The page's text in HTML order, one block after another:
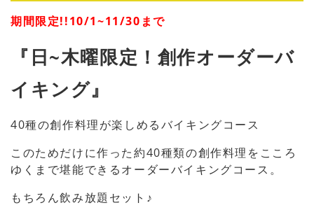
期間限定!!10/1~11/30まで
『日~木曜限定！創作オーダーバ
イキング』
40種の創作料理が楽しめるバイキングコース
このためだけに作った約40種類の創作料理をこころ
ゆくまで堪能できるオーダーバイキングコース。
もちろん飲み放題セット♪